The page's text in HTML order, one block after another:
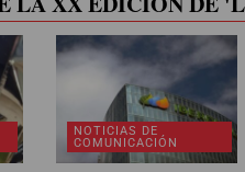
NOTICIAS DE
COMUNICACIÓN